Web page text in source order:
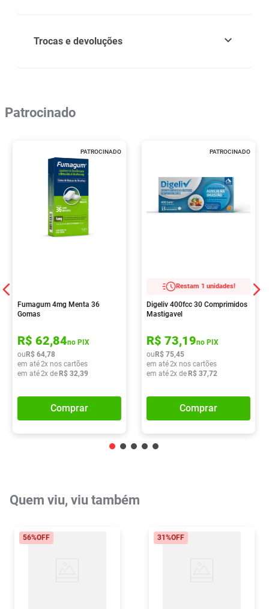
Trocas e devoluções
Patrocinado
PATROCINADO
Fumagum 4mg Menta 36
Gomas
R$ 62,84no PIX
ou R$ 64,78
em até2x nos cartões
em até2x de R$ 32,39
Comprar
PATROCINADO
Restam 1 unidades!
Digeliv 400fcc 30 Comprimidos
Mastigavel
R$ 73,19no PIX
ou R$ 75,45
em até2x nos cartões
em até2x de R$ 37,72
Comprar
Quem viu, viu também
56%OFF 31%OFF